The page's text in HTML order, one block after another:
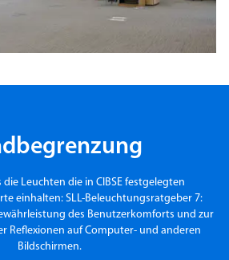
die Leuchten die in CIBSE festgelegten
einhalten: SLL-Beleuchtungsratgeber 7:
des Benutzerkomforts und zur
Reflexionen auf Computer- und anderen
Bildschirmen.